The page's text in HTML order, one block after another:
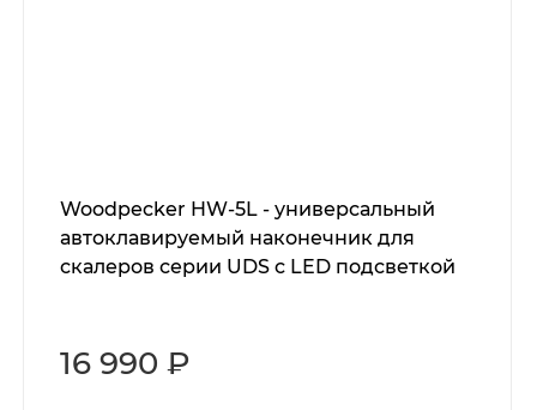
Woodpecker HW-5L - универсальный
автоклавируемый наконечник для
скалеров серии UDS c LED подсветкой
16 990 ₽